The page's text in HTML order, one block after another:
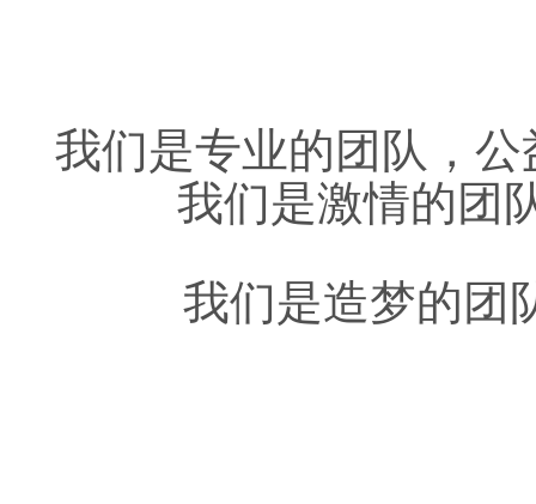
我们是专业的团队，
我们是激情的团队
我们是造梦的团队